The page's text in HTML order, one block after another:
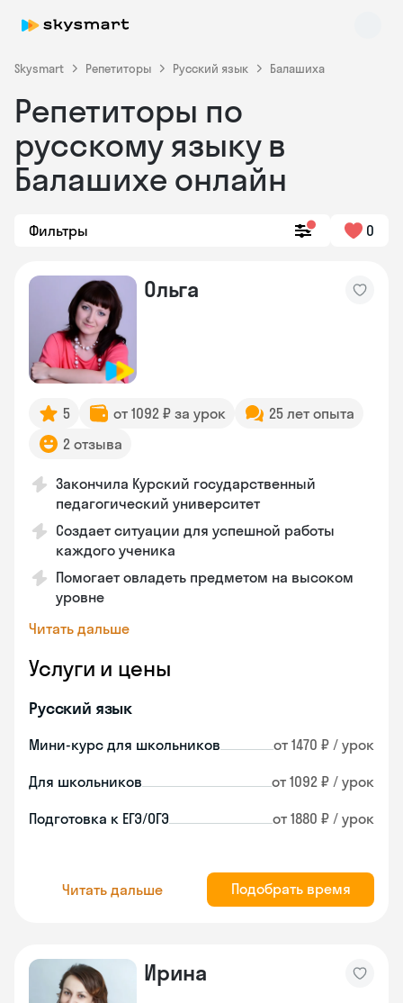
Skysmart Репетиторы Русский язык Балашиха
Репетиторы по
русскому языку в
Балашихе онлайн
Фильтры 0
Ольга
5 от 1092 ₽ за урок
25 лет опыта
2 отзыва
Закончила Курский государственный
педагогический университет
Создает ситуации для успешной работы
каждого ученика
Помогает овладеть предметом на высоком
уровне
Читать дальше
Услуги и цены
Русский язык
Мини-курс для школьников от 1470 ₽ / урок
Для школьников от 1092 ₽ / урок
Подготовка к ЕГЭ/ОГЭ от 1880 ₽ / урок
Читать дальше Подобрать время
Ирина
Skysmart Chat